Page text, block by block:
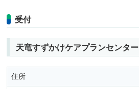
受付
天竜すずかけケアプランセンター
住所